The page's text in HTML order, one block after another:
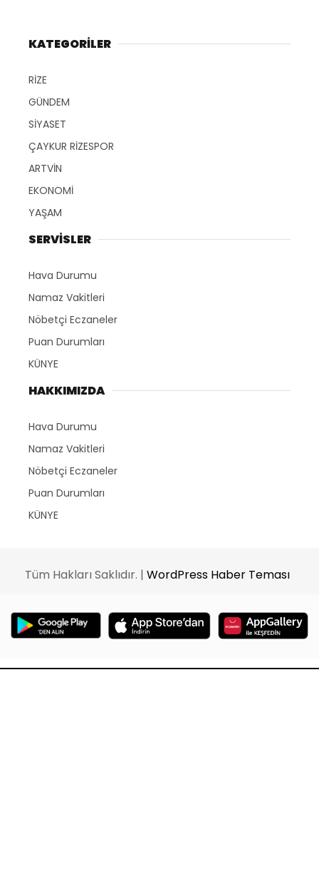
KATEGORİLER
RİZE
GÜNDEM
SİYASET
ÇAYKUR RİZESPOR
ARTVİN
EKONOMİ
YAŞAM
SERVİSLER
Hava Durumu
Namaz Vakitleri
Nöbetçi Eczaneler
Puan Durumları
KÜNYE
HAKKIMIZDA
Hava Durumu
Namaz Vakitleri
Nöbetçi Eczaneler
Puan Durumları
KÜNYE
Tüm Hakları Saklıdır. | WordPress Haber Teması